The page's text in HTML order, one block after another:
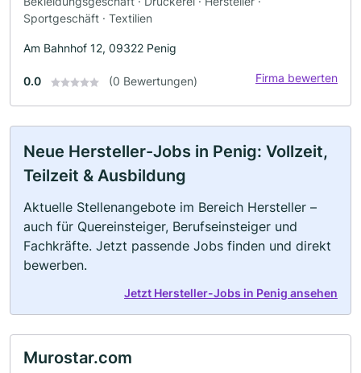
Sportgeschäft · Textilien
Am Bahnhof 12, 09322 Penig
0.0 (0 Bewertungen) Firma bewerten
Neue Hersteller-Jobs in Penig: Vollzeit,
Teilzeit & Ausbildung
Aktuelle Stellenangebote im Bereich Hersteller –
auch für Quereinsteiger, Berufseinsteiger und
Fachkräfte. Jetzt passende Jobs finden und direkt
bewerben.
Jetzt Hersteller-Jobs in Penig ansehen
Murostar.com